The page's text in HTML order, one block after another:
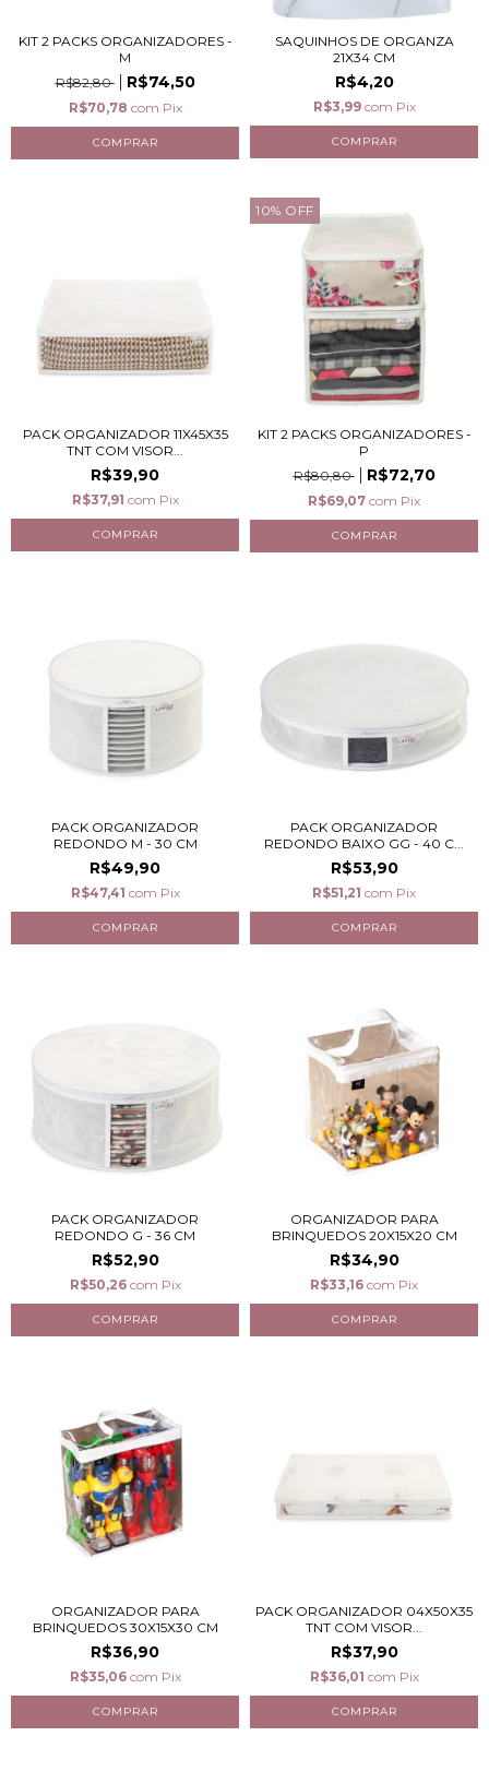
KIT 2 PACKS ORGANIZADORES -
M
R$82,80
R$74,50
R$70,78 com Pix
SAQUINHOS DE ORGANZA
21X34 CM
R$4,20
R$3,99 com Pix
PACK ORGANIZADOR 11X45X35
TNT COM VISOR...
R$39,90
R$37,91 com Pix
10% OFF
KIT 2 PACKS ORGANIZADORES -
P
R$80,80
R$72,70
R$69,07 com Pix
PACK ORGANIZADOR
REDONDO M - 30 CM
R$49,90
R$47,41 com Pix
PACK ORGANIZADOR
REDONDO BAIXO GG - 40 C...
R$53,90
R$51,21 com Pix
PACK ORGANIZADOR
REDONDO G - 36 CM
R$52,90
R$50,26 com Pix
ORGANIZADOR PARA
BRINQUEDOS 20X15X20 CM
R$34,90
R$33,16 com Pix
ORGANIZADOR PARA
BRINQUEDOS 30X15X30 CM
R$36,90
R$35,06 com Pix
PACK ORGANIZADOR 04X50X35
TNT COM VISOR...
R$37,90
R$36,01 com Pix